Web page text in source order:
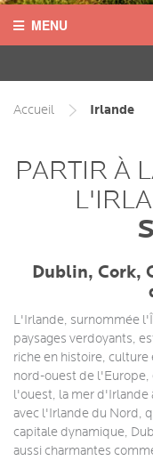
MENU
AUSTRALIE
ETATS-UNIS
ROYAUME-UNI
Accueil Irlande
PARTIR À
Dublin, Cork,
L'Irlande, surnommée
paysages verdoyants,
riche en histoire,
nord-ouest de
l'ouest, la mer d'Irlande
avec l'Irlande du Nord,
capitale dynamique,
aussi charmantes